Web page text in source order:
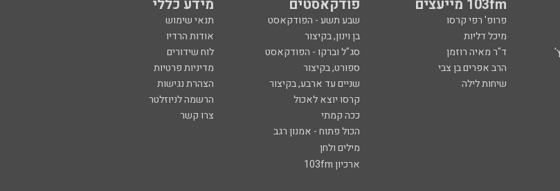
103fm מייעצים פודקאסטים מידע כללי
פרופ' רפי קרסו שבע תשע - הפודקאסט
תנאי שימוש
מיכל דליות בן וינון, בקיצור
אודות הרדיו
ד"ר מאיה רוזמן סג"ל וברקו - הפודקאסט
לוח שידורים
הרב אפרים בן צבי ספורט, בקיצור
מדיניות פרטיות
שיחות לילה שניים עד ארבע, בקיצור
הצהרת נגישות
קרסו יוצא לאכול
הרשמה לניוזלטר
ככה קמתי
צרו קשר
הכול פתוח - אמנון רגב
מילים ולחן
ארכיון 103fm